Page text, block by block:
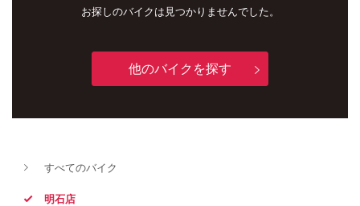
お探しのバイクは見つかりませんでした。
他のバイクを探す
すべてのバイク
明石店